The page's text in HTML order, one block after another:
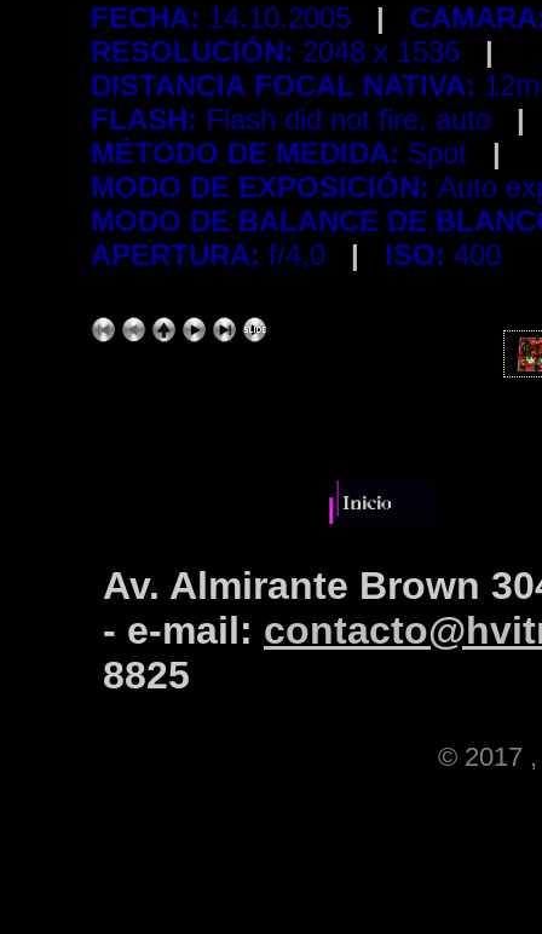
FECHA: 14.10.2005 |
RESOLUCIÓN: 2048 x 1536
|
DISTANCIA FOCAL NATIVA:
FLASH: Flash did not fire, auto
|
MÉTODO DE MEDIDA: Spot
|
MODO DE EXPOSICIÓN: Auto
MODO DE BALANCE DE
APERTURA: f/4,0 | ISO: 400
Av. Almirante Brown
- e-mail:
8825
© 2017 ,